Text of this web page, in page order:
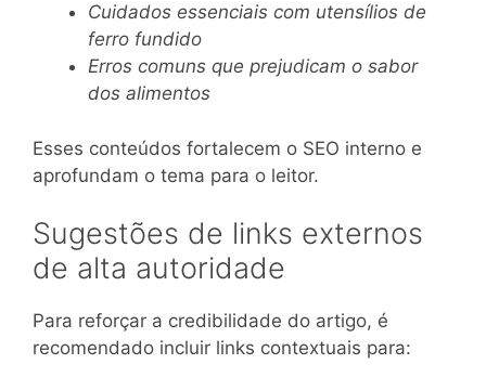
Cuidados essenciais com utensílios de
ferro fundido
Erros comuns que prejudicam o sabor
dos alimentos
Esses conteúdos fortalecem o SEO interno e
aprofundam o tema para o leitor.
Sugestões de links externos
de alta autoridade
Para reforçar a credibilidade do artigo, é
recomendado incluir links contextuais para: